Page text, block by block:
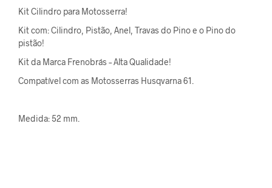
Kit Cilindro para Motosserra!
Kit com: Cilindro, Pistão, Anel, Travas do Pino e o Pino do
pistão!
Kit da Marca Frenobrás – Alta Qualidade!
Compatível com as Motosserras Husqvarna 61.
Medida: 52 mm.